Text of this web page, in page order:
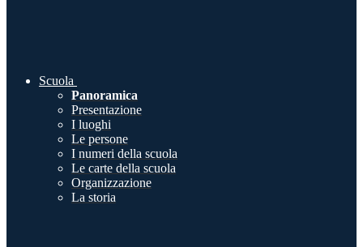
Scuola
Panoramica
Presentazione
I luoghi
Le persone
I numeri della scuola
Le carte della scuola
Organizzazione
La storia